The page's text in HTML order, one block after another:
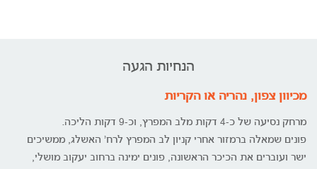
הנחיות הגעה
מכיוון צפון, נהריה או הקריות
מרחק נסיעה של כ-4 דקות מלב המפרץ, וכ-9 דקות הליכה.
פונים שמאלה ברמזור אחרי קניון לב המפרץ לרח' האשלג, ממשיכים
ישר ועוברים את הכיכר הראשונה, פונים ימינה ברחוב יעקוב מושלי,